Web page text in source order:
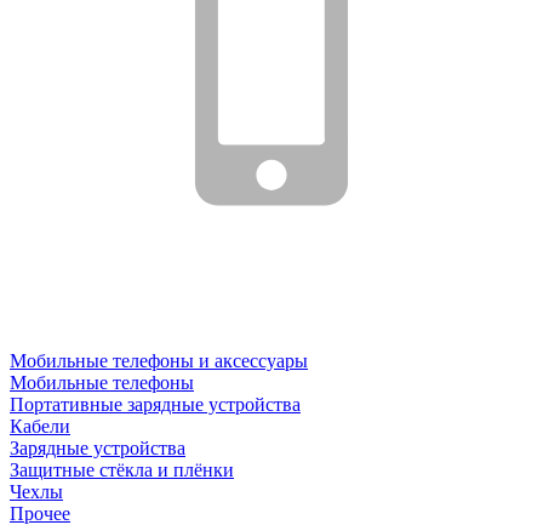
Мобильные телефоны и аксессуары
Мобильные телефоны
Портативные зарядные устройства
Кабели
Зарядные устройства
Защитные стёкла и плёнки
Чехлы
Прочее